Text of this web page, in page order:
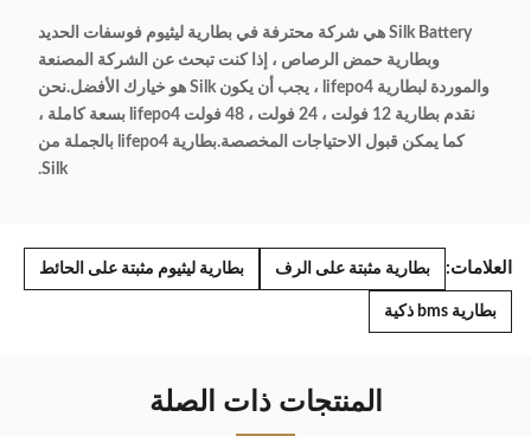
Silk Battery هي شركة محترفة في بطارية ليثيوم فوسفات الحديد
وبطارية حمض الرصاص ، إذا كنت تبحث عن الشركة المصنعة
والموردة لبطارية lifepo4 ، يجب أن يكون Silk هو خيارك الأفضل.نحن
نقدم بطارية 12 فولت ، 24 فولت ، 48 فولت lifepo4 بسعة كاملة ،
كما يمكن قبول الاحتياجات المخصصة.بطارية lifepo4 بالجملة من
Silk.
العلامات: بطارية مثبتة على الرف بطارية ليثيوم مثبتة على الحائط
بطارية bms ذكية
المنتجات ذات الصلة